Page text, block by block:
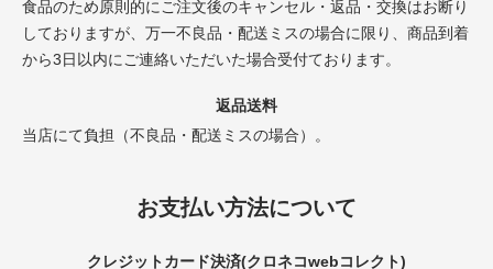
食品のため原則的にご注文後のキャンセル・返品・交換はお断り
しておりますが、万一不良品・配送ミスの場合に限り、商品到着
から3日以内にご連絡いただいた場合受付ております。
返品送料
当店にて負担（不良品・配送ミスの場合）。
お支払い方法について
クレジットカード決済(クロネコwebコレクト)